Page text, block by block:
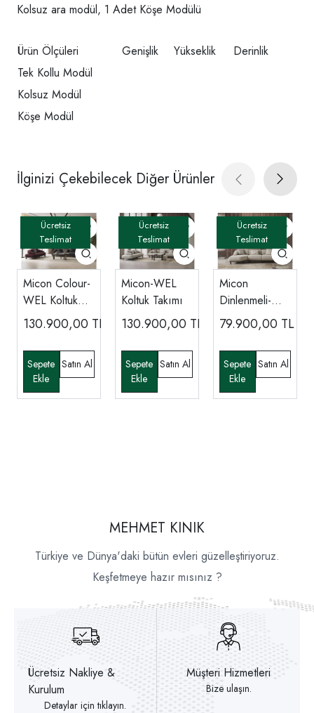
Kolsuz ara modül, 1 Adet Köşe Modülü
Ürün Ölçüleri Genişlik Yükseklik
Derinlik
Tek Kollu Modül
Kolsuz Modül
Köşe Modül
İlginizi Çekebilecek Diğer Ürünler
Micon Colour-
WEL Koltuk
Takımı
130.900,00 TL
Micon-WEL
Koltuk Takımı
130.900,00 TL
Micon
Dinlenmeli-
WEL Köşe
79.900,00 TL
MEHMET KINIK
Türkiye ve Dünya'daki bütün evleri güzelleştiriyoruz.
Keşfetmeye hazır mısınız ?
Ücretsiz Nakliye &
Kurulum
Detaylar için tıklayın.
Müşteri Hizmetleri
Bize ulaşın.